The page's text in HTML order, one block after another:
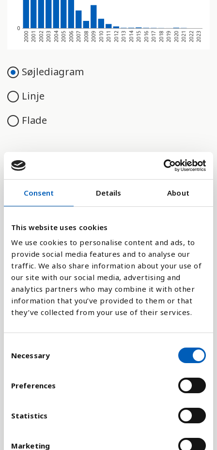
Consent Details About
This website uses cookies
We use cookies to personalise content and ads, to
provide social media features and to analyse our
traffic. We also share information about your use of
our site with our social media, advertising and
analytics partners who may combine it with other
information that you’ve provided to them or that
they’ve collected from your use of their services.
Necessary
Preferences
Statistics
Marketing
0
2000 2001 2002 2003 2004 2005 2006 2007 2008 2009 2010 2011 2012 2013 2014 2015 2016 2017 2018 2019 2020 2021 2022 2023
Søjlediagram
Linje
Flade
Sammenligne med:
Forklaring
Malariaparasitten spredes af myg, som trives
bedst i varme, fugtige områder.
Klimaforandringer, såsom øget temperatur, nedbør
og fugtighed, forlænger malariamyggens levetid.
kommende år.
Indikatoren viser antallet af nye tilfælde af malaria
indberettede tilfælde er justeret for at tage højde
patienter der søger behandling i den private sektor,
selvmedicinering, patienter som ikke søger hjælp,